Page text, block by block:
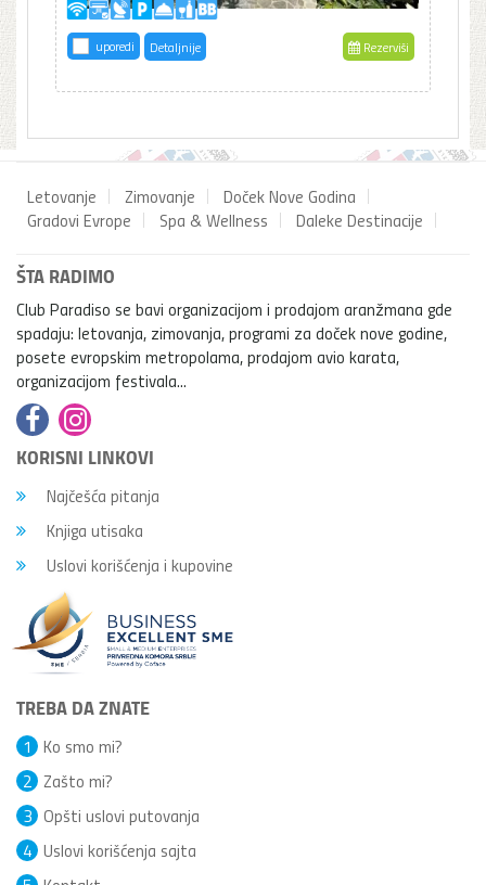
uporedi Detaljnije Rezerviši
Letovanje Zimovanje
Doček Nove Godina
Gradovi Evrope
Spa & Wellness Daleke Destinacije
ŠTA RADIMO
Club Paradiso se bavi organizacijom i prodajom aranžmana gde
spadaju: letovanja, zimovanja, programi za doček nove godine,
posete evropskim metropolama, prodajom avio karata,
organizacijom festivala...
KORISNI LINKOVI
Najčešća pitanja
Knjiga utisaka
Uslovi korišćenja i kupovine
TREBA DA ZNATE
Ko smo mi?
1
Zašto mi?
2
Opšti uslovi putovanja
3
Uslovi korišćenja sajta
4